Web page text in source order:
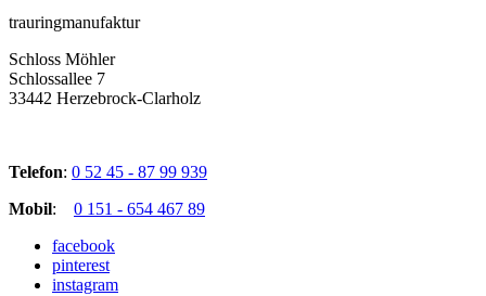
trauringmanufaktur
Schloss Möhler
Schlossallee 7
33442 Herzebrock-Clarholz
Telefon: 0 52 45 - 87 99 939
Mobil: 0 151 - 654 467 89
facebook
pinterest
instagram